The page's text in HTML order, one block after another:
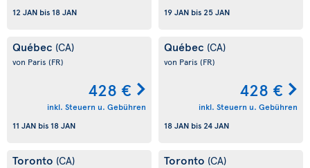
12 JAN bis 18 JAN
19 JAN bis25 JAN
Québec (CA)
von Paris (FR)
428 €
inkl. Steuern u. Gebühren
11 JAN bis 18 JAN
Québec (CA)
von Paris (FR)
428 €
inkl. Steuern u. Gebühren
18 JAN bis24 JAN
Toronto (CA) Toronto (CA)